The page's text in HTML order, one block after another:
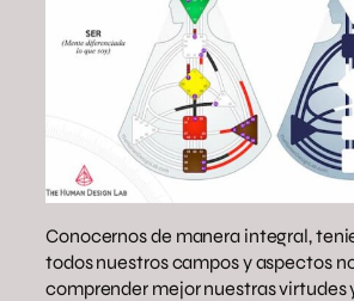
Conocernos de manera integral,
todos nuestros campos y aspectos
comprender mejor nuestras virtudes